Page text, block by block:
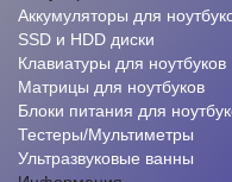
Аккумуляторы для
SSD и HDD диски
Клавиатуры для ноутбуков
Матрицы для ноутбуков
Блоки питания для
Тестеры/Мультиметры
Ультразвуковые ванны